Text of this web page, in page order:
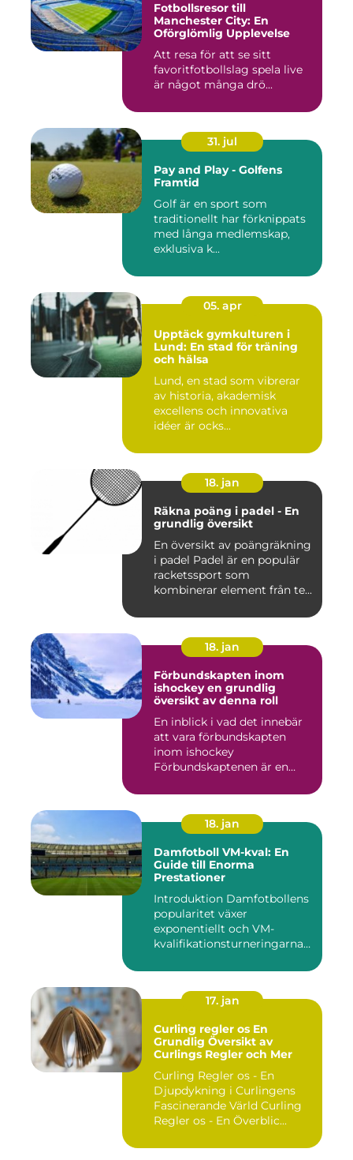
Fotbollsresor till
Manchester City: En
Oförglömlig Upplevelse
Att resa för att se sitt
favoritfotbollslag spela live
är något många drö...
31. jul
Pay and Play - Golfens
Framtid
Golf är en sport som
traditionellt har förknippats
med långa medlemskap,
exklusiva k...
05. apr
Upptäck gymkulturen i
Lund: En stad för träning
och hälsa
Lund, en stad som vibrerar
av historia, akademisk
excellens och innovativa
idéer är ocks...
18. jan
Räkna poäng i padel - En
grundlig översikt
En översikt av poängräkning
i padel Padel är en populär
racketssport som
kombinerar element från te...
18. jan
Förbundskapten inom
ishockey en grundlig
översikt av denna roll
En inblick i vad det innebär
att vara förbundskapten
inom ishockey
Förbundskaptenen är en
18. jan
Damfotboll VM-kval: En
Guide till Enorma
Prestationer
Introduktion Damfotbollens
popularitet växer
exponentiellt och VM-
kvalifikationsturneringarna
17. jan
Curling regler os En
Grundlig Översikt av
Curlings Regler och Mer
Curling Regler os - En
Djupdykning i Curlingens
Fascinerande Värld Curling
Regler os - En Överblic...